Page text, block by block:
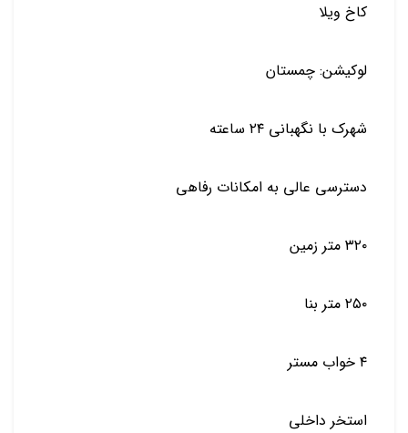
کاخ ویلا
لوکیشن: چمستان
شهرک با نگهبانی ۲۴ ساعته
دسترسی عالی به امکانات رفاهی
۳۲۰ متر زمین
۲۵۰ متر بنا
۴ خواب مستر
استخر داخلی